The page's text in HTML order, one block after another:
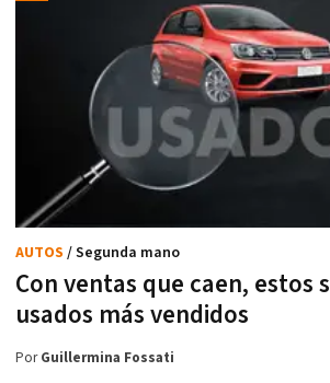
Con ventas que caen, estos
usados más vendidos
AUTOS / Segunda mano
PorGuillermina Fossati